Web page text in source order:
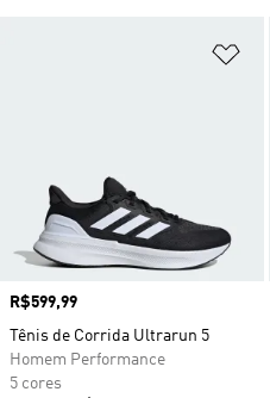
Preço
R$599,99
Tênis de Corrida Ultrarun 5
Homem Performance
5 cores